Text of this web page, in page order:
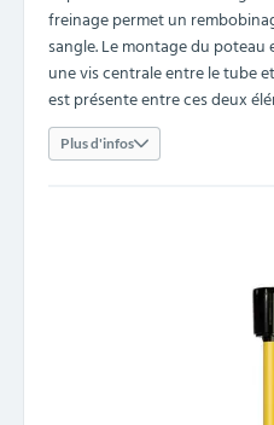
freinage permet un
sangle. Le montage du poteau
une vis centrale entre le tube
est présente entre ces deux
Plus d'infos